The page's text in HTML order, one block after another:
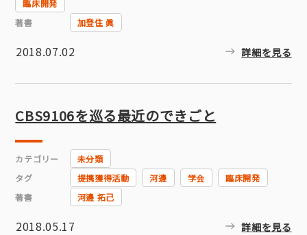
臨床開発
著書
加登住 眞
2018.07.02 詳細を見る
CBS9106を巡る最近のできごと
カテゴリー
未分類
タグ
提携獲得活動 河邊 学会
臨床開発
著書
河邊 拓己
2018.05.17 詳細を見る